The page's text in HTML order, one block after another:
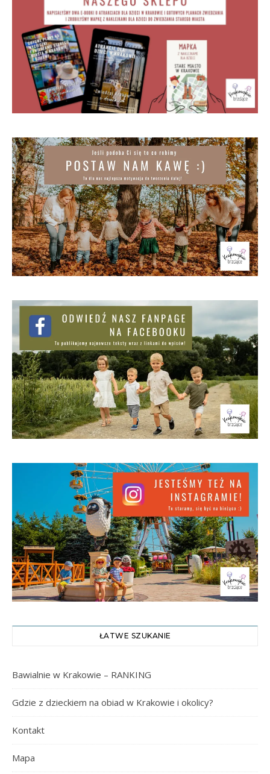
ŁATWE SZUKANIE
Bawialnie w Krakowie – RANKING
Gdzie z dzieckiem na obiad w Krakowie i okolicy?
Kontakt
Mapa